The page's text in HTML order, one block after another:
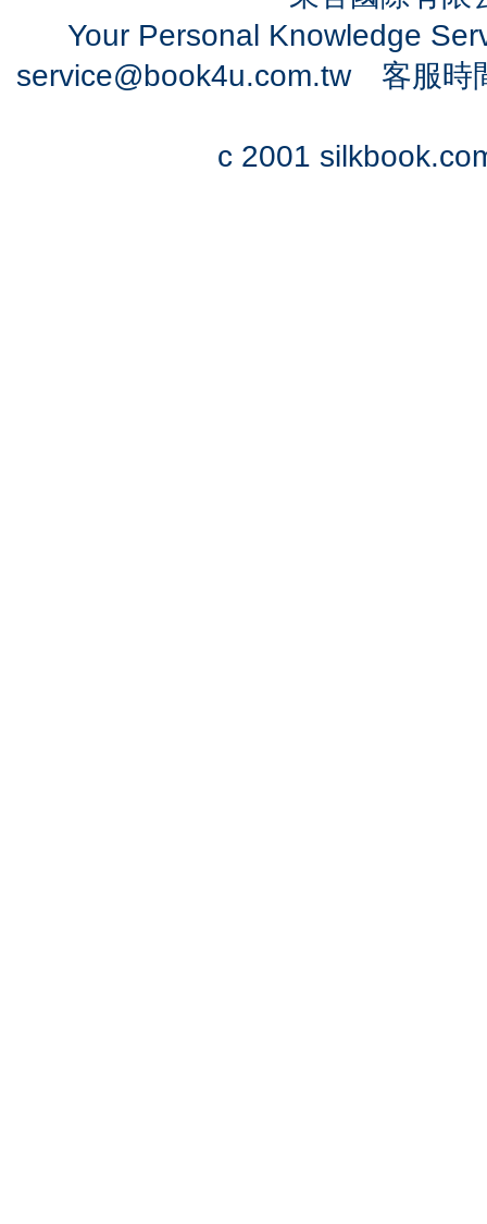
Your Personal Knowledge
service@book4u.com.tw客服時
c 2001